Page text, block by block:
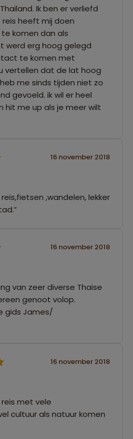
Ik ben er verliefd
heeft mij doen
komen dan als
werd erg hoog gelegd
te komen met
vertellen dat de lat hoog
me sinds tijden niet zo
gevoeld. ik wil er heel
hit me up als je meer wilt
16 november 2018
,wandelen, lekker
16 november 2018
van zeer diverse Thaise
genoot volop.
gids James/
16 november 2018
met vele
cultuur als natuur komen